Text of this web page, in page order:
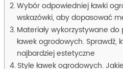
Wybór odpowiedniej ławki
wskazówki, aby dopasować
Materiały wykorzystywane
ławek ogrodowych. Sprawdź,
najbardziej estetyczne
Style ławek ogrodowych.